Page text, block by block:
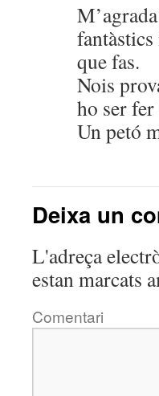
que fas.
Nois
ho ser fer
Un petó
Deixa un
L'adreça
estan marcats
Comentari